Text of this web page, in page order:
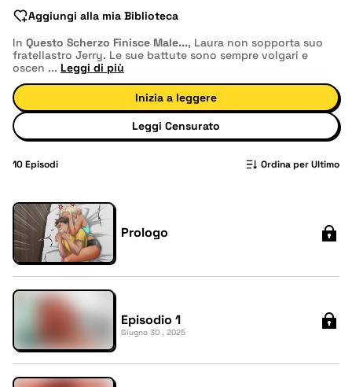
Aggiungi alla mia Biblioteca
In Questo Scherzo Finisce Male..., Laura non sopporta suo
fratellastro Jerry. Le sue battute sono sempre volgari e
oscen ... Leggi di più
Inizia a leggere
Leggi Censurato
10Episodi Ordina per Ultimo
Prologo
Episodio 1
Giugno 30 , 2025